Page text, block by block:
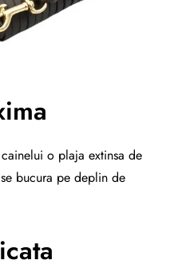
o plaja extinsa de
bucura pe deplin de